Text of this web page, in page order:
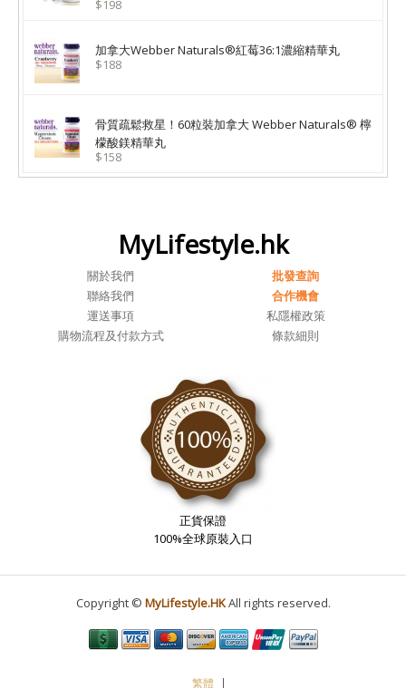
$198
加拿大Webber Naturals®紅莓36:1濃縮精華丸
$188
骨質疏鬆救星！60粒裝加拿大 Webber Naturals® 檸
檬酸鎂精華丸
$158
MyLifestyle.hk
關於我們
批發查詢
聯絡我們
合作機會
運送事項
私隱權政策
購物流程及付款方式
條款細則
正貨保證
100%全球原裝入口
Copyright © MyLifestyle.HKAll rights reserved.
繁體